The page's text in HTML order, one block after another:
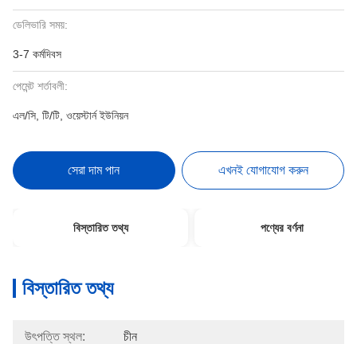
ডেলিভারি সময়:
3-7 কর্মদিবস
পেমেন্ট শর্তাবলী:
এল/সি, টি/টি, ওয়েস্টার্ন ইউনিয়ন
সেরা দাম পান এখনই যোগাযোগ করুন
বিস্তারিত তথ্য পণ্যের বর্ণনা
বিস্তারিত তথ্য
উৎপত্তি স্থল: চীন